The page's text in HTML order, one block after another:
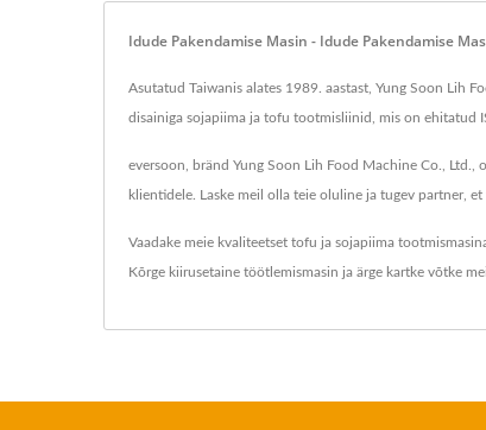
Idude Pakendamise Masin - Idude Pakendamise
Asutatud Taiwanis alates 1989. aastast, Yung Soon Lih
disainiga sojapiima ja tofu tootmisliinid, mis on ehitatud
eversoon, bränd Yung Soon Lih Food Machine Co.,
klientidele. Laske meil olla teie oluline ja tugev partner,
Vaadake meie kvaliteetset tofu ja sojapiima
Kõrge kiirusetaine töötlemismasin ja ärge kartke võtke